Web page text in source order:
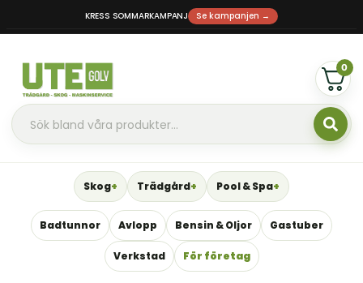
KRESS SOMMARKAMPANJ Se kampanjen →
0
Skog Trädgård Pool & Spa
Badtunnor Avlopp Bensin & Oljor Gastuber
Verkstad För företag